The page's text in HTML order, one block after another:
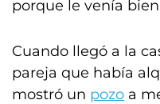
porque le venía
Cuando llegó a la
pareja que había
mostró un pozo a